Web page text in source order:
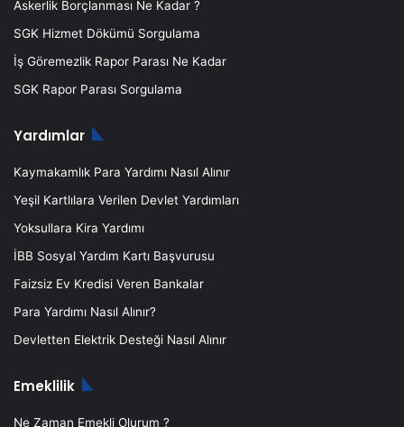
Askerlik Borçlanması Ne Kadar ?
SGK Hizmet Dökümü Sorgulama
İş Göremezlik Rapor Parası Ne Kadar
SGK Rapor Parası Sorgulama
Yardımlar
Kaymakamlık Para Yardımı Nasıl Alınır
Yeşil Kartlılara Verilen Devlet Yardımları
Yoksullara Kira Yardımı
İBB Sosyal Yardım Kartı Başvurusu
Faizsiz Ev Kredisi Veren Bankalar
Para Yardımı Nasıl Alınır?
Devletten Elektrik Desteği Nasıl Alınır
Emeklilik
Ne Zaman Emekli Olurum ?